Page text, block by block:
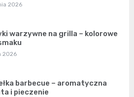
2026
warzywne na grilla – kolorowe
2026
barbecue – aromatyczna
i pieczenie